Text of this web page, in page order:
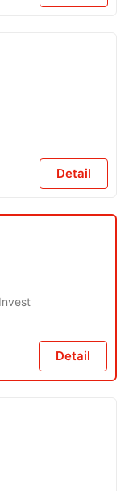
Detail
Detail